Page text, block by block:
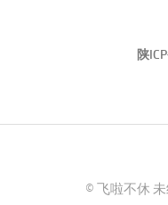
陕
© 飞啦不休